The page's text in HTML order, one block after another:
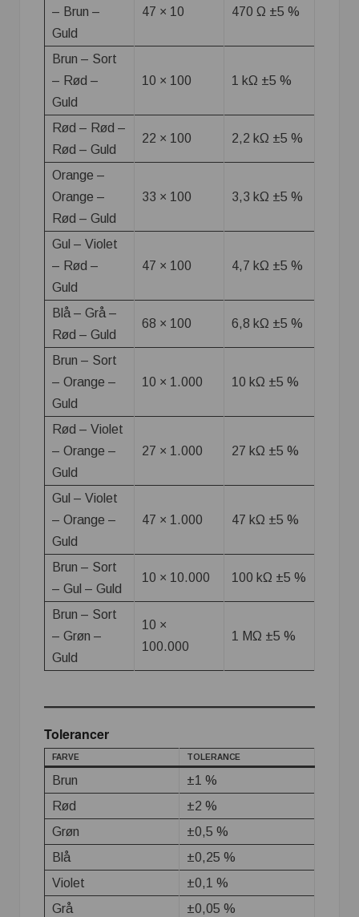
– Brun –
Guld
47 × 10 470 Ω ±5 %
Brun – Sort
– Rød –
Guld
10 × 100 1 kΩ ±5 %
Rød – Rød –
Rød – Guld
22 × 100 2,2 kΩ ±5 %
Orange –
Orange –
Rød – Guld
33 × 100 3,3 kΩ ±5 %
Gul – Violet
– Rød –
Guld
47 × 100 4,7 kΩ ±5 %
Blå – Grå –
Rød – Guld
68 × 100 6,8 kΩ ±5 %
Brun – Sort
– Orange –
Guld
10 × 1.000 10 kΩ ±5 %
Rød – Violet
– Orange –
Guld
27 × 1.000 27 kΩ ±5 %
Gul – Violet
– Orange –
Guld
47 × 1.000 47 kΩ ±5 %
Brun – Sort
– Gul – Guld
10 × 10.000 100 kΩ ±5 %
Brun – Sort
– Grøn –
Guld
10 ×
100.000
1 MΩ ±5 %
Tolerancer
FARVE TOLERANCE
Brun
±1 %
Rød
±2 %
Grøn
±0,5 %
Blå
±0,25 %
Violet
±0,1 %
Grå
±0,05 %